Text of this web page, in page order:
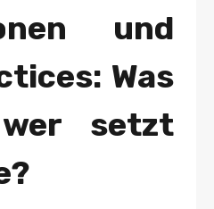
und
Was
setzt